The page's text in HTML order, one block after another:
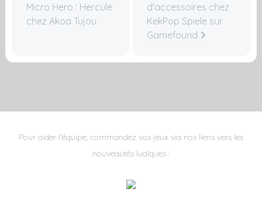
Micro Hero : Hercule
chez Akoa Tujou
d'accessoires chez
KekPop Spiele sur
Gamefound
Pour aider l'équipe, commandez vos jeux via nos liens vers les
nouveautés ludiques :